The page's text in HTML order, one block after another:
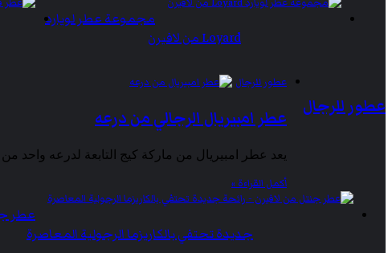
مجموعة عطر لويارد
Loyard من لافيرن
عطور للرجال
عطور للرجال
عطر امبيريال الرجالي من درعه
يعد عطر امبيريال من ماركة كيج التابعة لدرعه واحد
أكمل القراءة »
عطر
جديدة تحتفي بالكاريزما الرجولية المعاصرة